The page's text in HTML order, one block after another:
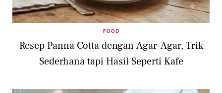
FOOD
Resep Panna Cotta dengan Agar-Agar, Trik
Sederhana tapi Hasil Seperti Kafe